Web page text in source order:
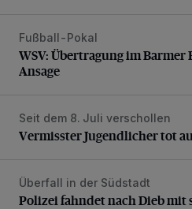
WSV: Übertragung im Barmer
Fußball-Pokal
WSV: Übertragung im
Ansage
Vermisster Jugendlicher tot
Seit dem 8. Juli verschollen
Vermisster Jugendlicher tot
Polizei fahndet nach Dieb mit
Überfall in der Südstadt
Polizei fahndet nach Dieb mit